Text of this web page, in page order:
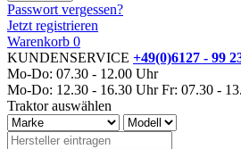
Passwort vergessen?
Jetzt registrieren
Warenkorb 0
KUNDENSERVICE +49(0)6127 - 99
Mo-Do: 07.30 - 12.00 Uhr
Mo-Do: 12.30 - 16.30 Uhr Fr: 07.30 -
Traktor auswählen